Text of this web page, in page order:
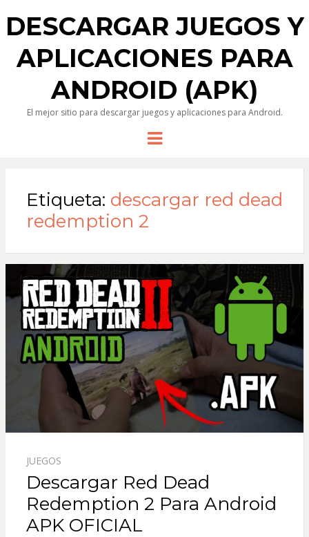
DESCARGAR JUEGOS Y
APLICACIONES PARA
ANDROID (APK)
El mejor sitio para descargar juegos y aplicaciones para Android.
Menu
Etiqueta: descargar red dead
redemption 2
JUEGOS
Descargar Red Dead
Redemption 2 Para Android
APK OFICIAL